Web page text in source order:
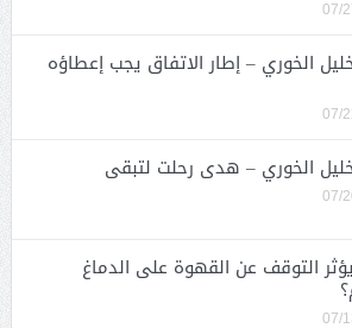
07/
الخوري – إطار الاتفاق يجب إعطاؤه
07/
الخوري – هدى رحلت لتبقى
07/
التوقف عن القهوة على الدماغ
07/